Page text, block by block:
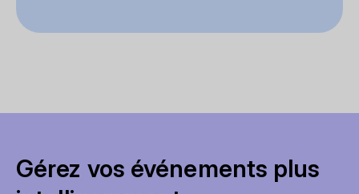
Gérez vos événements plus